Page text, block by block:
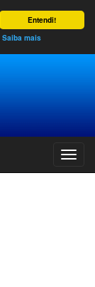
Entendi!
Saiba mais